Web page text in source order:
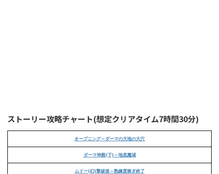
ストーリー攻略チャート(想定クリアタイム7時間30分)
オープニング～ダーマの大地の大穴
ダーマ神殿(下)～地底魔城
ムドー(幻)撃破後～熟練度稼ぎ終了